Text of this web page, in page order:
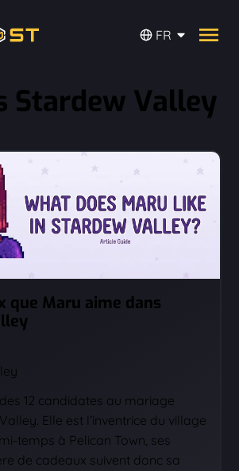
FR
Stardew Valley
que Maru aime dans
12 candidates au mariage
Elle est l’inventrice du village
temps à Pelican Town, ses
de cadeaux suivent donc sa